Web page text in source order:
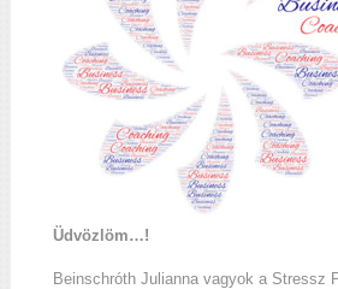
Üdvözlöm…!
Beinschróth Julianna vagyok a Stressz